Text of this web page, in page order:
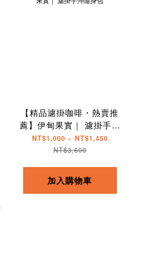
【精品濾掛咖啡・熱賣推
薦】伊甸果實｜ 濾掛手沖
隨身包
NT$1,000 ~ NT$1,450
NT$3,600
加入購物車